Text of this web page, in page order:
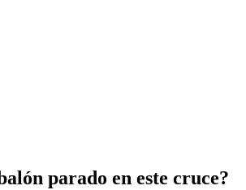
parado en este cruce?